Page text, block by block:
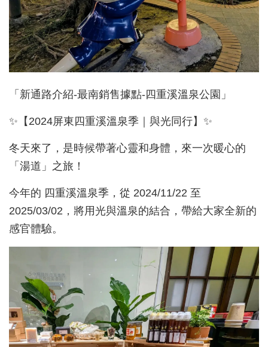
「新通路介紹-最南銷售據點-四重溪溫泉公園」
✨【2024屏東四重溪溫泉季｜與光同行】✨
冬天來了，是時候帶著心靈和身體，來一次暖心的
「湯道」之旅！
今年的 四重溪溫泉季，從 2024/11/22 至
2025/03/02，將用光與溫泉的結合，帶給大家全新的
感官體驗。